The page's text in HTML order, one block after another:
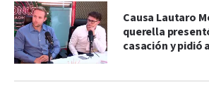
Causa Lautaro
querella
casación y pidió